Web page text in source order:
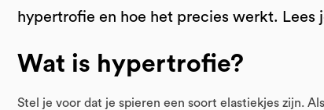
hypertrofie en hoe het precies werkt. Lees
Wat is hypertrofie?
Stel je voor dat je spieren een soort elastiekjes zijn.